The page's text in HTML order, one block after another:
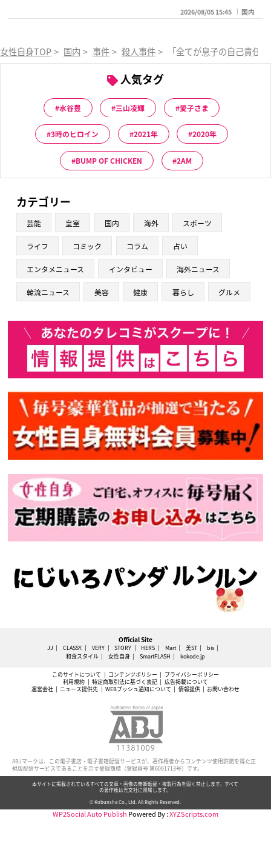
2026/08/05 15:45 国内
女性自身TOP > 国内 > 事件 > 殺人事件 > 「全てが息子の自己責
人気タグ
水谷豊 三山凌輝 愛子さま
3時のヒロイン 2021年 2020年
BUMP OF CHICKEN 2AM
カテゴリー
芸能 皇室 国内 海外 スポーツ
ライフ コミック コラム 占い
エンタメニュース インタビュー 海外ニュース
韓流ニュース 美容 健康 暮らし グルメ
Official Site
JJ CLASSY. VERY STORY HERS Mart 美ST
bis
和食スタイル
女性自身 SmartFLASH kokode.jp
このサイトについて コンテンツポリシー
プライバシーポリシー
利用規約
特定商取引法に基づく表記
広告掲載について
運営会社
ニュース提供先 WEBプッシュ通知について 情報提供 お問い合わせ
ABJマークは、この電子書店・電子書籍配信サービスが、著作権者からコンテンツ使用許諾を得た正
規版配信サービスであることを示す登録商標（登録番号 第6091713号）です。
本サイトに掲載されているすべての文章・画像の無断転載・複製行為を固く禁止します。すべて
の著作権は光文社に帰属します。
© Kobunsha Co., Ltd. All Rights Reserved.
WP2Social Auto Publish Powered By :XYZScripts.com